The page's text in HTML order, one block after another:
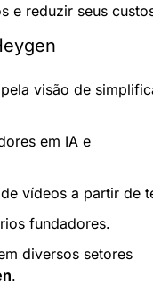
e reduzir seus
visão de
em IA e
vídeos a partir de
fundadores.
diversos setores
.